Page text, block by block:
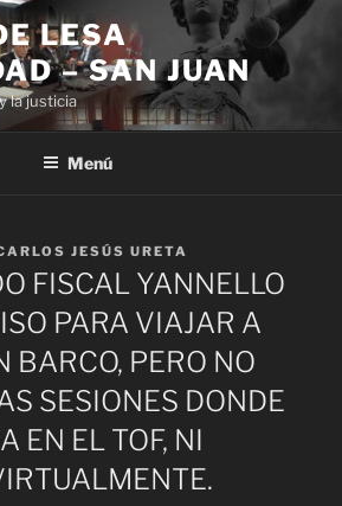
LESA
– SAN JUAN
la justicia
Menú
JESÚS URETA
FISCAL YANNELLO
PARA VIAJAR A
BARCO, PERO NO
SESIONES DONDE
EN EL TOF, NI